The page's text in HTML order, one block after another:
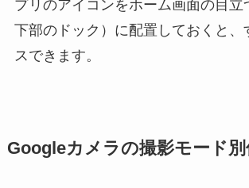
プリのアイコンをホーム画面の目立
下部のドック）に配置しておくと、
スできます。
Googleカメラの撮影モード